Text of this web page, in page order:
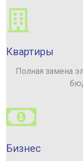
Квартиры
Полная замена
Бизнес